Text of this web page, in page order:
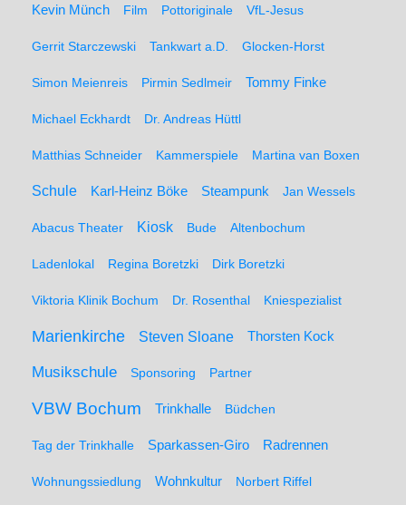
Kevin Münch Film Pottoriginale VfL-Jesus
Gerrit Starczewski Tankwart a.D. Glocken-Horst
Simon Meienreis Pirmin Sedlmeir Tommy Finke
Michael Eckhardt Dr. Andreas Hüttl
Matthias Schneider Kammerspiele Martina van Boxen
Schule Karl-Heinz Böke Steampunk Jan Wessels
Abacus Theater Kiosk Bude Altenbochum
Ladenlokal Regina Boretzki Dirk Boretzki
Viktoria Klinik Bochum Dr. Rosenthal Kniespezialist
Marienkirche Steven Sloane Thorsten Kock
Musikschule Sponsoring Partner
VBW Bochum Trinkhalle Büdchen
Tag der Trinkhalle Sparkassen-Giro Radrennen
Wohnungssiedlung Wohnkultur Norbert Riffel